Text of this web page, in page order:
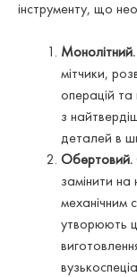
інструменту, що
Монолітний.
мітчики,
операцій та
з
деталей в
Обертовий.
замінити на
механічним
утворюють